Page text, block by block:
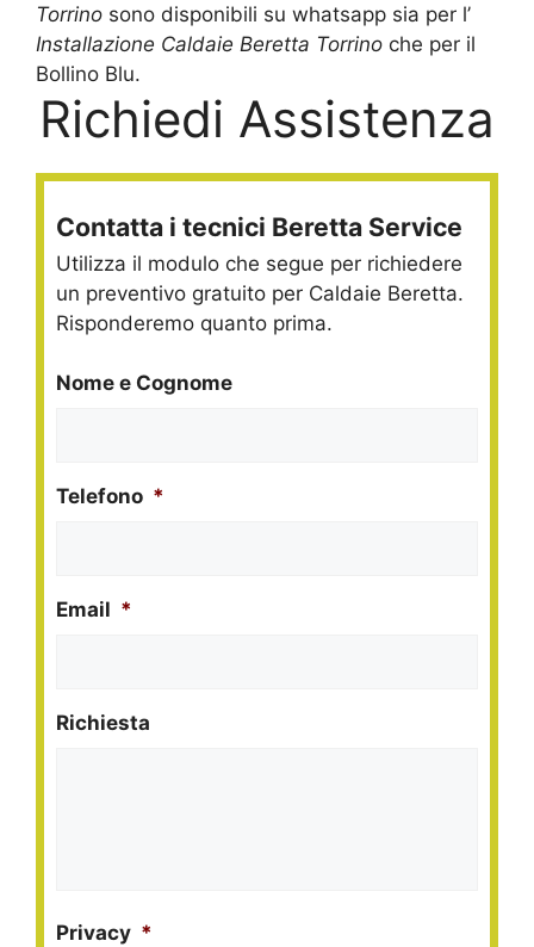
Torrino sono disponibili su whatsapp sia per l’
Installazione Caldaie Beretta Torrino che per il
Bollino Blu.
Richiedi Assistenza
Contatta i tecnici Beretta Service
Utilizza il modulo che segue per richiedere
un preventivo gratuito per Caldaie Beretta.
Risponderemo quanto prima.
Nome e Cognome
Telefono *
Email *
Richiesta
Privacy *